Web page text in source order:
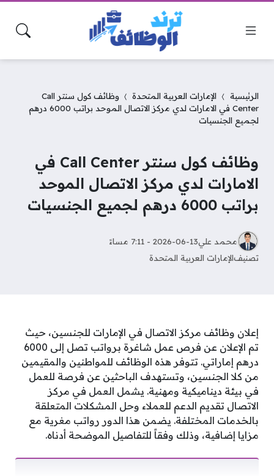
الرئيسية الإمارات العربية المتحدة
وظائف كول سنتر Call
Center في الامارات لدي مركز الاتصال الموحد براتب 6000 درهم
لجميع الجنسيات
وظائف كول سنتر Call Center في
الامارات لدي مركز الاتصال الموحد
براتب 6000 درهم لجميع الجنسيات
محمد علي2026-06-13 - 7:11 مساءً
تصنيفالإمارات العربية المتحدة
إعلان وظائف مركز الاتصال في الإمارات للجنسين، حيث
تم الإعلان عن فرص عمل شاغرة برواتب تصل إلى 6000
درهم إماراتي. تتوفر هذه الوظائف للمواطنين والمقيمين
من كلا الجنسين، وتستهدف الباحثين عن فرصة للعمل
في بيئة ديناميكية ومهنية. يشمل العمل في مركز
الاتصال تقديم الدعم للعملاء وحل المشكلات المتعلقة
بالخدمات المختلفة. يضمن هذا الدور رواتب مغرية مع
مزايا إضافية، وذلك وفقاً للتفاصيل الموضحة أدناه.